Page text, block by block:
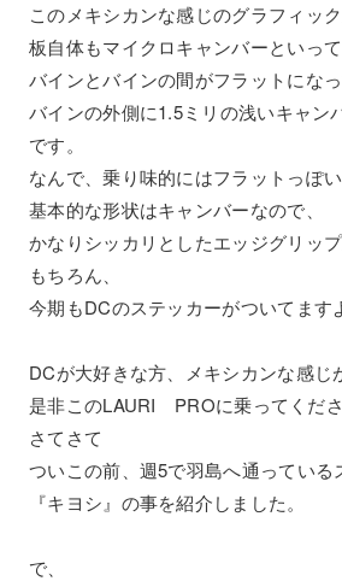
このメキシカンな感じのグラフィック
板自体もマイクロキャンバーといって
バインとバインの間がフラットにな
バインの外側に1.5ミリの浅いキャン
です。
なんで、乗り味的にはフラットっぽ
基本的な形状はキャンバーなので、
かなりシッカリとしたエッジグリップ
もちろん、
今期もDCのステッカーがついてます
DCが大好きな方、メキシカンな感じ
是非このLAURI PROに乗ってくださ
さてさて
ついこの前、週5で羽島へ通っている
『キヨシ』の事を紹介しました。
で、